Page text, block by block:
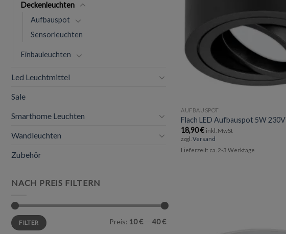
Deckenleuchten
Aufbauspot
Sensorleuchten
Einbauleuchten
Led Leuchtmittel
Sale
Smarthome Leuchten
Wandleuchten
Zubehör
NACH PREIS FILTERN
Min.
Preis
Max.
PreisFILTER Preis: 10 €— 40 €
AUFBAUSPOT
Flach LED Aufbauspot 5W 230V
18,90€ inkl. MwSt
zzgl.Versand
Lieferzeit: ca. 2-3 Werktage